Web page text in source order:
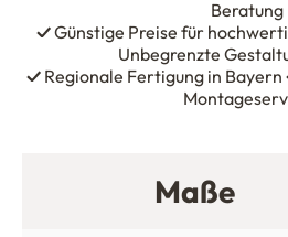
Beratung
✓Günstige Preise für
Unbegrenzte
✓Regionale Fertigung in Bayern
Maße